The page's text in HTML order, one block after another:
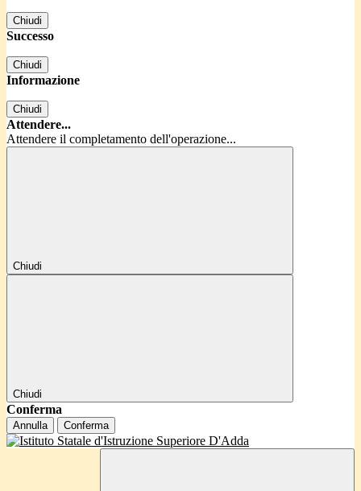
Chiudi
Successo
Chiudi
Informazione
Chiudi
Attendere...
Attendere il completamento dell'operazione...
Chiudi
Chiudi
Conferma
Annulla Conferma